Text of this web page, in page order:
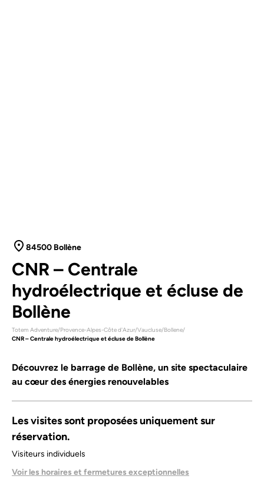
84500 Bollène
CNR – Centrale
hydroélectrique et écluse de
Bollène
Totem Adventure/Provence-Alpes-Côte d'Azur/Vaucluse/Bollene/
CNR – Centrale hydroélectrique et écluse de Bollène
Découvrez le barrage de Bollène, un site spectaculaire
au cœur des énergies renouvelables
Les visites sont proposées uniquement sur
réservation.
Visiteurs individuels
Selon les créneaux disponibles.
Voir les horaires et fermetures exceptionnelles